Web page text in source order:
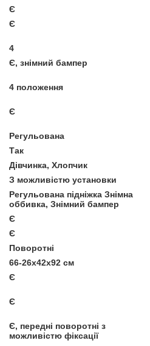
Є
Є
4
Є, знімний бампер
4 положення
Є
Регульована
Так
Дівчинка, Хлопчик
З можливістю установки
Регульована підніжка Знімна
оббивка, Знімний бампер
Є
Є
Поворотні
66-26х42х92 см
Є
Є
Є, передні поворотні з
можливістю фіксації